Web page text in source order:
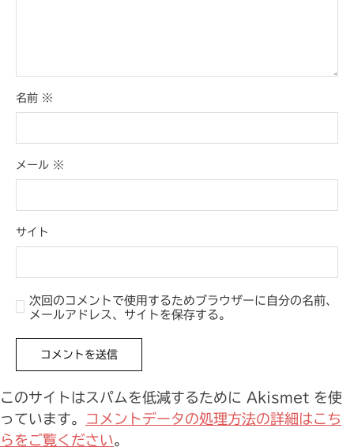
名前 ※
メール ※
サイト
次回のコメントで使用するためブラウザーに自分の名前、
メールアドレス、サイトを保存する。
このサイトはスパムを低減するために Akismet を使
っています。
コメントデータの処理方法の詳細はこち
らをご覧ください。